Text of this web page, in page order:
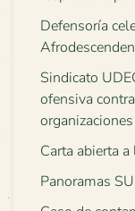
Defensoría
Sindicato
ofensiva
Carta abierta
Panoramas